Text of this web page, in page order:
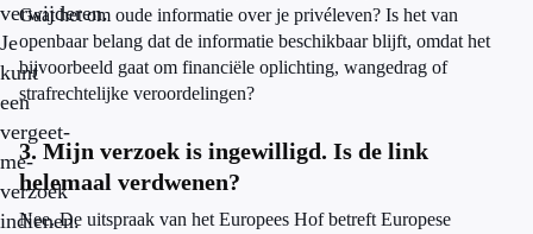
verwijderen.
Je
kunt
een
vergeet-
me-
verzoek
indienen.
Gaat het om oude informatie over je privéleven? Is het van
openbaar belang dat de informatie beschikbaar blijft, omdat het
bijvoorbeeld gaat om financiële oplichting, wangedrag of
strafrechtelijke veroordelingen?
3. Mijn verzoek is ingewilligd. Is de link
helemaal verdwenen?
Nee. De uitspraak van het Europees Hof betreft Europese